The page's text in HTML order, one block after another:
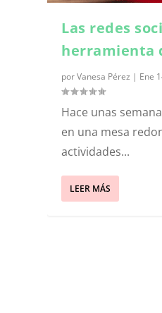
Las redes
herramienta
porVanesa Pérez | Ene
Hace unas
en una mesa
actividades...
LEER MÁS